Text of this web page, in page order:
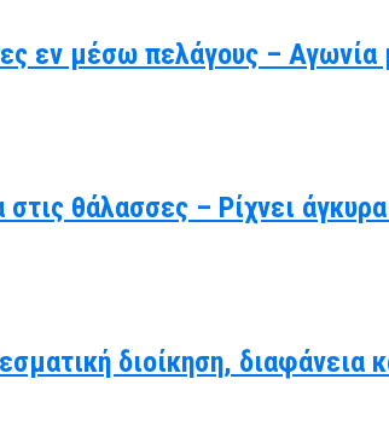
εν μέσω πελάγους – Αγωνία
θάλασσες – Ρίχνει
διοίκηση,